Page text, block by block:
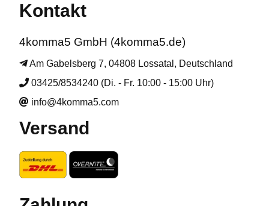
Kontakt
4komma5 GmbH (4komma5.de)
Am Gabelsberg 7, 04808 Lossatal, Deutschland
03425/8534240 (Di. - Fr. 10:00 - 15:00 Uhr)
info@4komma5.com
Versand